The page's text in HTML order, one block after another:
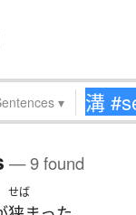
▾
— 9 found
せば